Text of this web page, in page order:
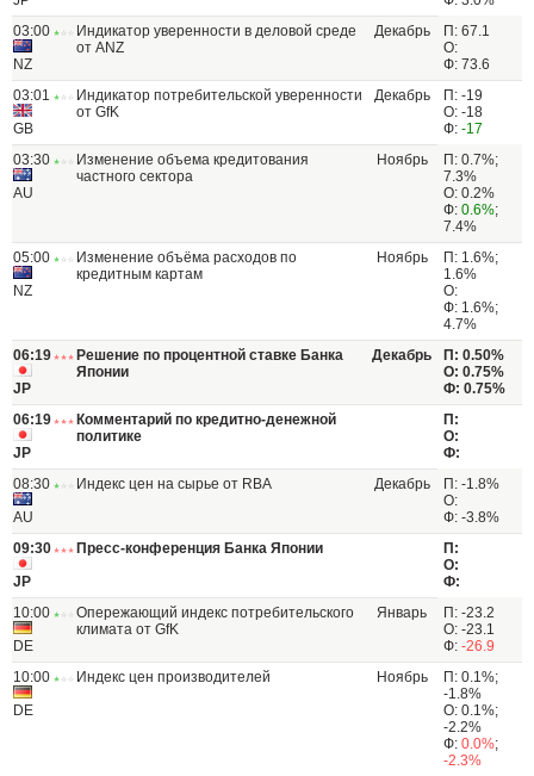
03:00
NZ
Индикатор уверенности в деловой среде
от ANZ
Декабрь
П: 67.1
О:
Ф: 73.6
03:01
GB
Индикатор потребительской уверенности
от GfK
Декабрь
П: -19
О: -18
Ф: -17
03:30
AU
Изменение объема кредитования
частного сектора
Ноябрь
П: 0.7%;
7.3%
О: 0.2%
Ф: 0.6%;
7.4%
05:00
NZ
Изменение объёма расходов по
кредитным картам
Ноябрь
П: 1.6%;
1.6%
О:
Ф: 1.6%;
4.7%
06:19
JP
Решение по процентной ставке Банка
Японии
Декабрь
П: 0.50%
О: 0.75%
Ф: 0.75%
06:19
JP
Комментарий по кредитно-денежной
политике
П:
О:
Ф:
08:30
AU
Индекс цен на сырье от RBA Декабрь
П: -1.8%
О:
Ф: -3.8%
09:30
JP
Пресс-конференция Банка Японии
П:
О:
Ф:
10:00
DE
Опережающий индекс потребительского
климата от GfK
Январь
П: -23.2
О: -23.1
Ф: -26.9
10:00
DE
Индекс цен производителей Ноябрь
П: 0.1%;
-1.8%
О: 0.1%;
-2.2%
Ф: 0.0%;
-2.3%